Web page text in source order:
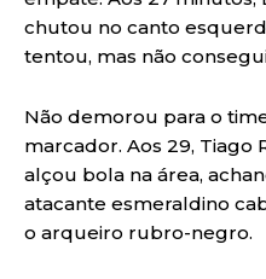
chutou no canto
tentou, mas não
Não demorou para o
marcador. Aos 29, Tiago
alçou bola na área,
atacante esmeraldino
o arqueiro rubro-negro.